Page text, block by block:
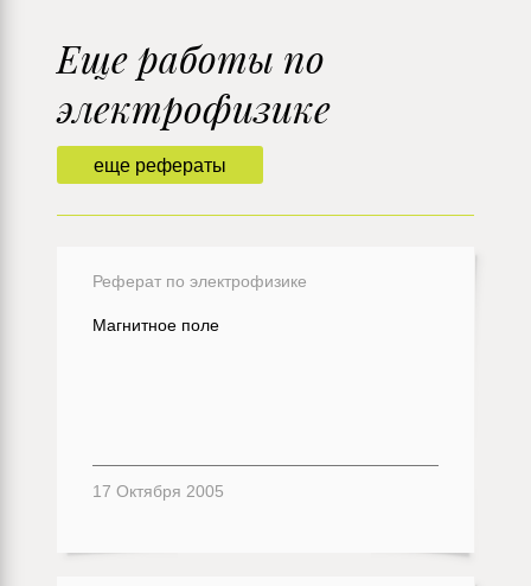
еще рефераты
Еще работы по
электрофизике
Реферат по электрофизике
Магнитное поле
17 Октября 2005